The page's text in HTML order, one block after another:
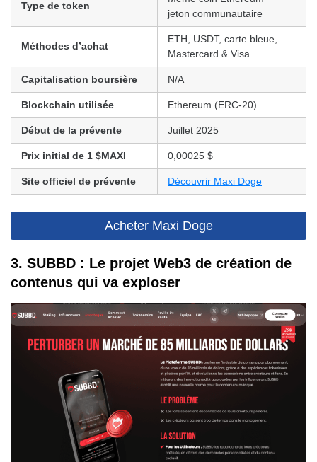
Type de token
jeton communautaire
Méthodes d’achat
ETH, USDT, carte bleue,
Mastercard & Visa
Capitalisation boursière N/A
Blockchain utilisée Ethereum (ERC-20)
Début de la prévente Juillet 2025
Prix initial de 1 $MAXI 0,00025 $
Site officiel de prévente Découvrir Maxi Doge
Acheter Maxi Doge
3. SUBBD : Le projet Web3 de création de
contenus qui va exploser